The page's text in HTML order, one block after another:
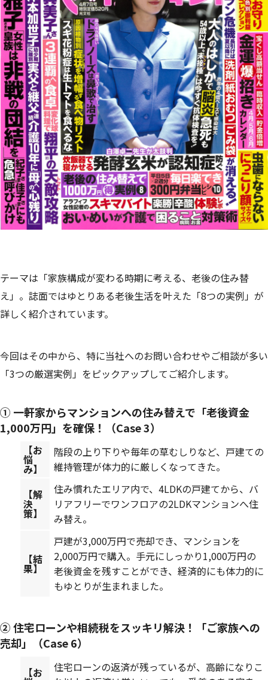
テーマは「家族構成が変わる時期に考える、老後の住み替
え」。誌面ではゆとりある老後生活を叶えた「8つの実例」が
詳しく紹介されています。
今回はその中から、特に当社へのお問い合わせやご相談が多い
「3つの厳選実例」をピックアップしてご紹介します。
① 一軒家からマンションへの住み替えで「老後資金
1,000万円」を確保！（Case 3）
【お
悩
み】
階段の上り下りや毎年の草むしりなど、戸建ての
維持管理が体力的に厳しくなってきた。
【解
決
策】
住み慣れたエリア内で、4LDKの戸建てから、バ
リアフリーでワンフロアの2LDKマンションへ住
み替え。
【結
果】
戸建が3,000万円で売却でき、マンションを
2,000万円で購入。手元にしっかり1,000万円の
老後資金を残すことができ、経済的にも体力的に
もゆとりが生まれました。
② 住宅ローンや相続税をスッキリ解決！「ご家族への
売却」（Case 6）
【お
住宅ローンの返済が残っているが、高齢になりこ